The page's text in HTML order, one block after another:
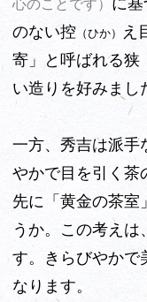
心のことです）
のない控 （ひか）
え
寄」と呼ばれる狭
い造りを好みまし
一方、秀吉は派手
やかで目を引く茶
先に「黄金の茶室
うか。この考えは
す。きらびやかで
なります。